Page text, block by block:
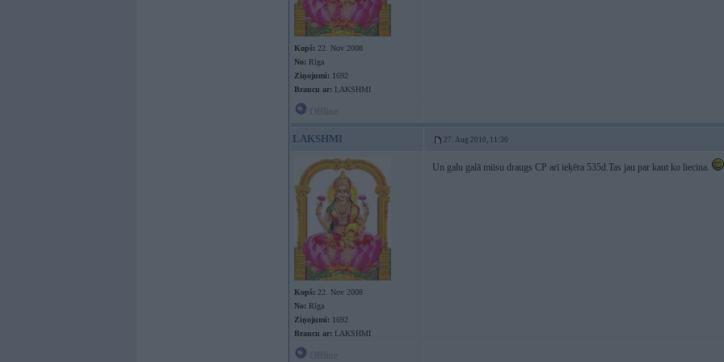
Kopš: 22. Nov 2008
No: Rīga
Ziņojumi: 1692
Braucu ar: LAKSHMI
LAKSHMI 27. Aug 2010, 11:30
Kopš: 22. Nov 2008
No: Rīga
Ziņojumi: 1692
Braucu ar: LAKSHMI
Un galu galā mūsu draugs CP arī ieķēra 535d.Tas jau par kaut ko liecina.